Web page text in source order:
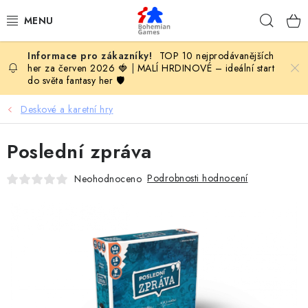
na
KOMPLETNÍ NABÍDKA HER
PODLE VĚKU
TOP 10 nejprodávanějších
her za červen 2026 🍓
MALÍ HRDINOVÉ – ideální start
do světa fantasy her 🛡️
Deskové a karetní hry
Poslední zpráva
Neohodnoceno Podrobnosti hodnocení